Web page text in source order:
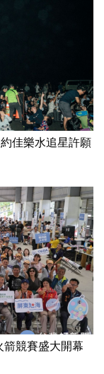
佳樂水追星許願
競賽盛大開幕